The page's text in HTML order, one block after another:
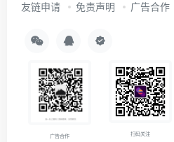
友链申请 免责声明 广告合作
广告合作 扫码关注